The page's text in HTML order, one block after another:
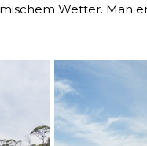
Wetter. Man